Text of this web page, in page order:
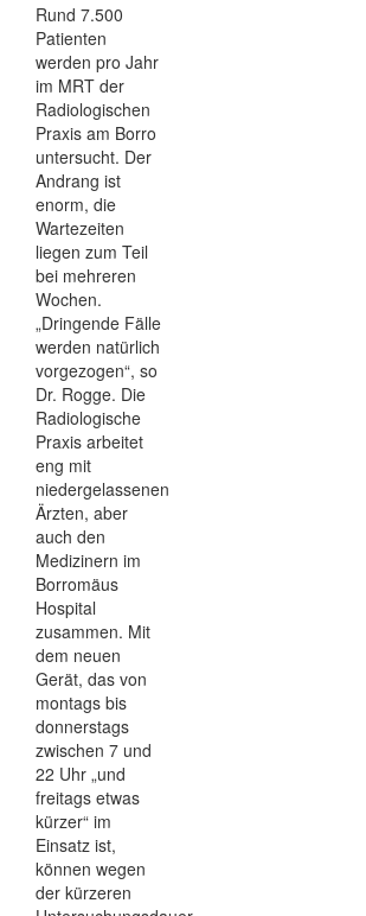
Rund 7.500
Patienten
werden pro Jahr
im MRT der
Radiologischen
Praxis am Borro
untersucht. Der
Andrang ist
enorm, die
Wartezeiten
liegen zum Teil
bei mehreren
Wochen.
„Dringende Fälle
werden natürlich
vorgezogen“, so
Dr. Rogge. Die
Radiologische
Praxis arbeitet
eng mit
niedergelassenen
Ärzten, aber
auch den
Medizinern im
Borromäus
Hospital
zusammen. Mit
dem neuen
Gerät, das von
montags bis
donnerstags
zwischen 7 und
22 Uhr „und
freitags etwas
kürzer“ im
Einsatz ist,
können wegen
der kürzeren